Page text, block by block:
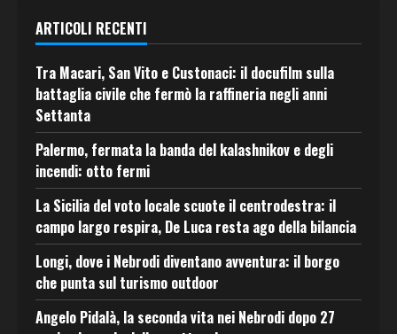
ARTICOLI RECENTI
Tra Macari, San Vito e Custonaci: il docufilm sulla
battaglia civile che fermò la raffineria negli anni
Settanta
Palermo, fermata la banda del kalashnikov e degli
incendi: otto fermi
La Sicilia del voto locale scuote il centrodestra: il
campo largo respira, De Luca resta ago della bilancia
Longi, dove i Nebrodi diventano avventura: il borgo
che punta sul turismo outdoor
Angelo Pidalà, la seconda vita nei Nebrodi dopo 27